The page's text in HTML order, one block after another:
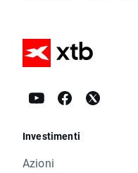
Investimenti
Azioni